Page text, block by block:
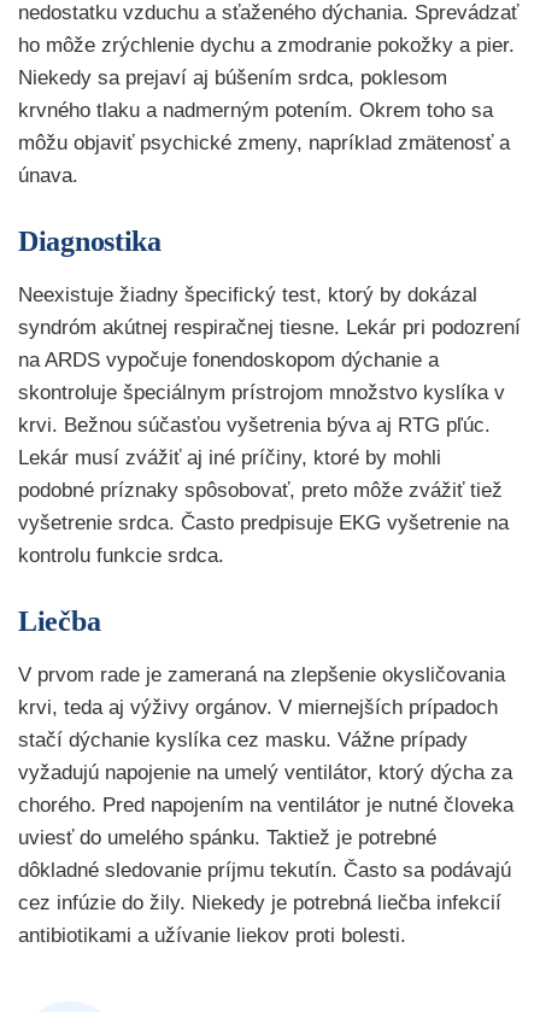
nedostatku vzduchu a sťaženého dýchania. Sprevádzať
ho môže zrýchlenie dychu a zmodranie pokožky a pier.
Niekedy sa prejaví aj búšením srdca, poklesom
krvného tlaku a nadmerným potením. Okrem toho sa
môžu objaviť psychické zmeny, napríklad zmätenosť a
únava.
Diagnostika
Neexistuje žiadny špecifický test, ktorý by dokázal
syndróm akútnej respiračnej tiesne. Lekár pri podozrení
na ARDS vypočuje fonendoskopom dýchanie a
skontroluje špeciálnym prístrojom množstvo kyslíka v
krvi. Bežnou súčasťou vyšetrenia býva aj RTG pľúc.
Lekár musí zvážiť aj iné príčiny, ktoré by mohli
podobné príznaky spôsobovať, preto môže zvážiť tiež
vyšetrenie srdca. Často predpisuje EKG vyšetrenie na
kontrolu funkcie srdca.
Liečba
V prvom rade je zameraná na zlepšenie okysličovania
krvi, teda aj výživy orgánov. V miernejších prípadoch
stačí dýchanie kyslíka cez masku. Vážne prípady
vyžadujú napojenie na umelý ventilátor, ktorý dýcha za
chorého. Pred napojením na ventilátor je nutné človeka
uviesť do umelého spánku. Taktiež je potrebné
dôkladné sledovanie príjmu tekutín. Často sa podávajú
cez infúzie do žily. Niekedy je potrebná liečba infekcií
antibiotikami a užívanie liekov proti bolesti.